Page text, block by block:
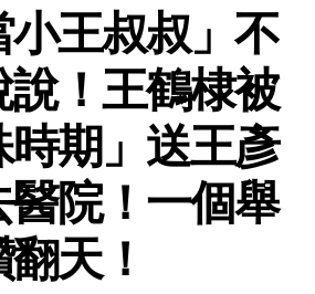
小王叔叔」不
！王鶴棣被
期」送王彥
院！一個舉
天！